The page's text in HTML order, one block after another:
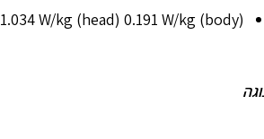
1.034 W/kg (head) 0.191 W/kg (body)